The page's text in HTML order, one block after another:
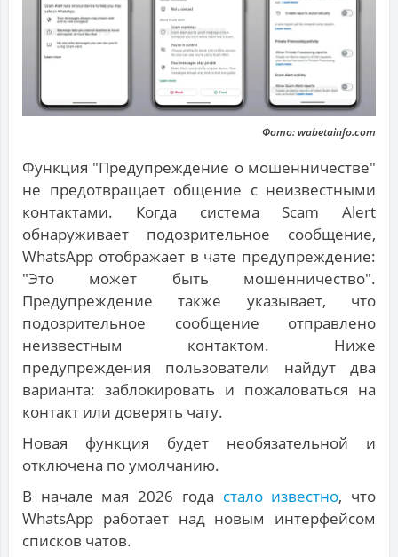
Фото: wabetainfo.com
Функция "Предупреждение о мошенничестве"
не предотвращает общение с неизвестными
контактами. Когда система Scam Alert
обнаруживает подозрительное сообщение,
WhatsApp отображает в чате предупреждение:
"Это может быть мошенничество".
Предупреждение также указывает, что
подозрительное сообщение отправлено
неизвестным контактом. Ниже
предупреждения пользователи найдут два
варианта: заблокировать и пожаловаться на
контакт или доверять чату.
Новая функция будет необязательной и
отключена по умолчанию.
В начале мая 2026 года стало известно, что
WhatsApp работает над новым интерфейсом
списков чатов.